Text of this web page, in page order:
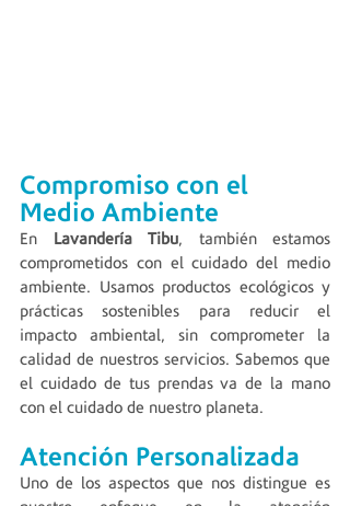
Compromiso con el
Medio Ambiente
En Lavandería Tibu, también estamos
comprometidos con el cuidado del medio
ambiente. Usamos productos ecológicos y
prácticas sostenibles para reducir el
impacto ambiental, sin comprometer la
calidad de nuestros servicios. Sabemos que
el cuidado de tus prendas va de la mano
con el cuidado de nuestro planeta.
Atención Personalizada
Uno de los aspectos que nos distingue es